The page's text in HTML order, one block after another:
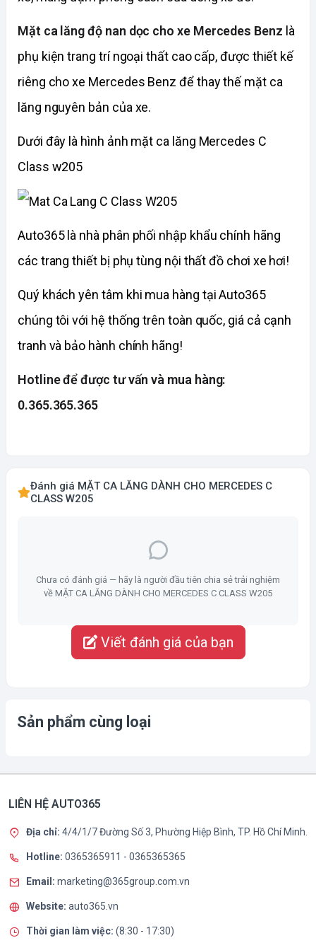
Mặt ca lăng độ nan dọc cho xe Mercedes Benz là
phụ kiện trang trí ngoại thất cao cấp, được thiết kế
riêng cho xe Mercedes Benz để thay thế mặt ca
lăng nguyên bản của xe.
Dưới đây là hình ảnh mặt ca lăng Mercedes C
Class w205
Auto365 là nhà phân phối nhập khẩu chính hãng
các trang thiết bị phụ tùng nội thất đồ chơi xe hơi!
Quý khách yên tâm khi mua hàng tại Auto365
chúng tôi với hệ thống trên toàn quốc, giá cả cạnh
tranh và bảo hành chính hãng!
Hotline để được tư vấn và mua hàng:
0.365.365.365
Đánh giá MẶT CA LĂNG DÀNH CHO MERCEDES C
CLASS W205
Chưa có đánh giá — hãy là người đầu tiên chia sẻ trải nghiệm
về MẶT CA LĂNG DÀNH CHO MERCEDES C CLASS W205
Viết đánh giá của bạn
Sản phẩm cùng loại
LIÊN HỆ AUTO365
Địa chỉ: 4/4/1/7 Đường Số 3, Phường Hiệp Bình, TP. Hồ Chí Minh.
Hotline: 0365365911 - 0365365365
Email: marketing@365group.com.vn
Website: auto365.vn
Thời gian làm việc: (8:30 - 17:30)